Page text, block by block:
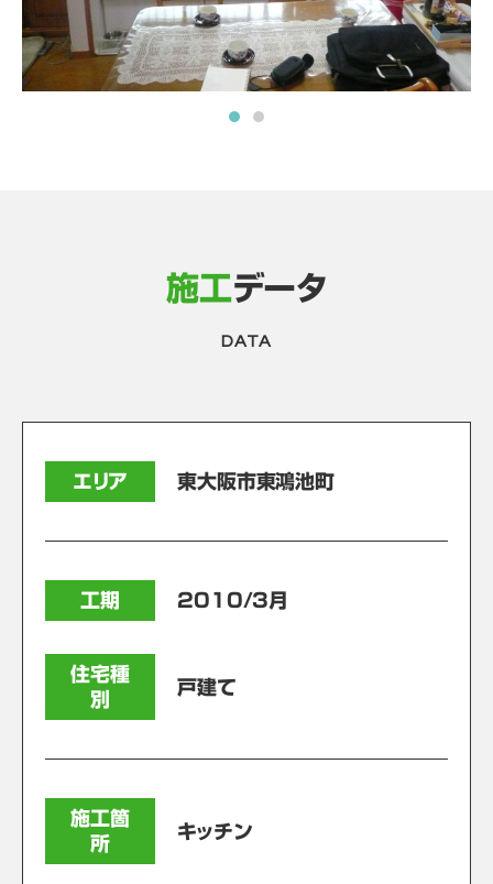
施工データ
DATA
エリア 東大阪市東鴻池町
工期 2010/3月
住宅種
別
戸建て
施工箇
所
キッチン